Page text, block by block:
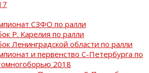
СЗФО по ралли
Р. Карелия по ралли
Ленинградской области по ралли
и первенство С-Петербурга по
2018